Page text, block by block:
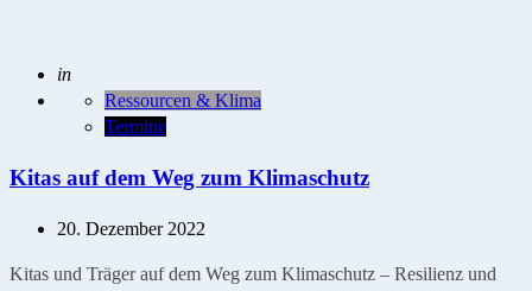
Geschrieben
in
Ressourcen & Klima
Termine
Kitas auf dem Weg zum Klimaschutz
20. Dezember 2022
Kitas und Träger auf dem Weg zum Klimaschutz – Resilienz und